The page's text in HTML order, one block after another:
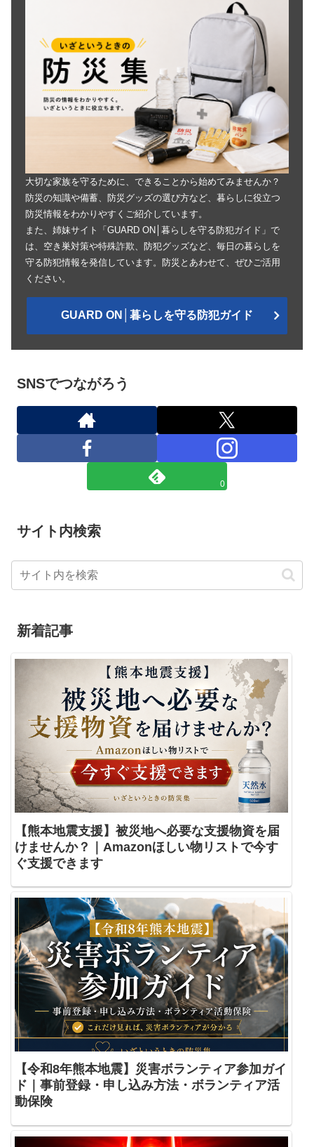
大切な家族を守るために、できることから始めてみませんか？
防災の知識や備蓄、防災グッズの選び方など、暮らしに役立つ
防災情報をわかりやすくご紹介しています。
また、姉妹サイト「GUARD ON│暮らしを守る防犯ガイド」で
は、空き巣対策や特殊詐欺、防犯グッズなど、毎日の暮らしを
守る防犯情報を発信しています。防災とあわせて、ぜひご活用
ください。
GUARD ON│暮らしを守る防犯ガイド
SNSでつながろう
0
サイト内検索
新着記事
【熊本地震支援】被災地へ必要な支援物資を届
けませんか？｜Amazonほしい物リストで今す
ぐ支援できます
【令和8年熊本地震】災害ボランティア参加ガイ
ド｜事前登録・申し込み方法・ボランティア活
動保険